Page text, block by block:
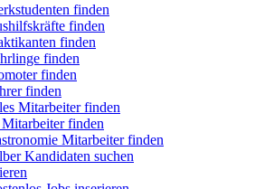
finden
finden
finden
finden
finden
finden
Mitarbeiter finden
finden
Mitarbeiter finden
Kandidaten suchen